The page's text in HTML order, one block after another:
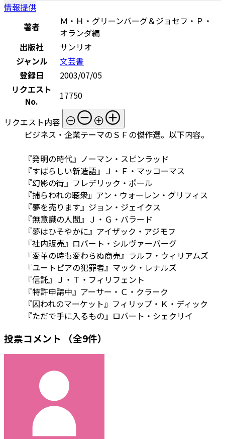
情報提供
著者
Ｍ・Ｈ・グリーンバーグ＆ジョセフ・Ｐ・
オランダ編
出版社
サンリオ
ジャンル
文芸書
登録日
2003/07/05
リクエスト
No.
17750
リクエスト内容
ビジネス・企業テーマのＳＦの傑作選。以下内容。
『発明の時代』ノーマン・スピンラッド
『すばらしい新造語』Ｊ・Ｆ・マッコーマス
『幻影の街』フレデリック・ポール
『捕らわれの聴衆』アン・ウォーレン・グリフィス
『夢を売ります』ジョン・ジェイクス
『無意識の人間』Ｊ・Ｇ・バラード
『夢はひそやかに』アイザック・アジモフ
『社内販売』ロバート・シルヴァーバーグ
『変革の時も変わらぬ商売』ラルフ・ウィリアムズ
『ユートピアの犯罪者』マック・レナルズ
『信託』Ｊ・Ｔ・フィリフェント
『特許申請中』アーサー・Ｃ・クラーク
『囚われのマーケット』フィリップ・Ｋ・ディック
『ただで手に入るもの』ロバート・シェクリイ
投票コメント （全9件）